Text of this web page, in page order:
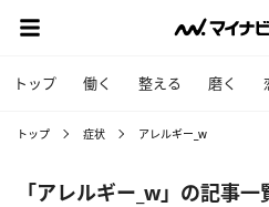
トップ 働く 整える 磨く
トップ 症状 アレルギー_w
「アレルギー_w」の記事一